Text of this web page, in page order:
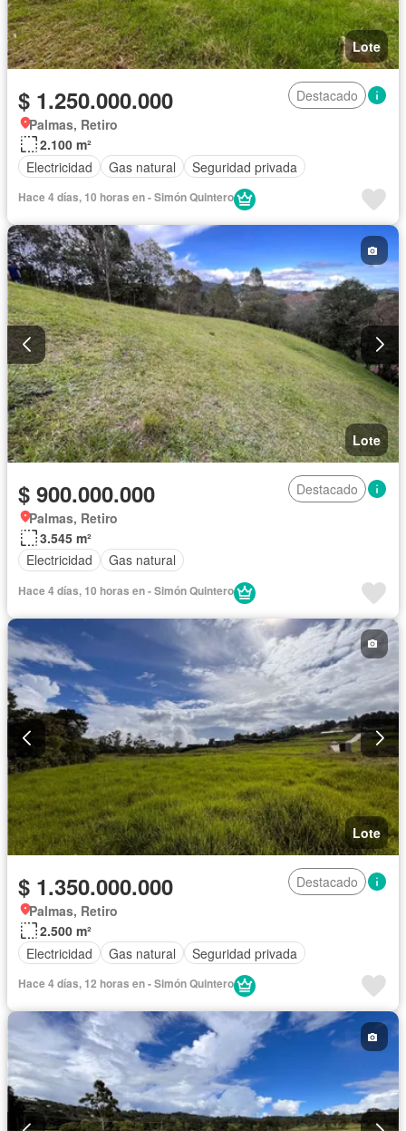
Lote
$ 1.250.000.000
Destacado
Palmas, Retiro
2.100 m²
Electricidad
Gas natural Seguridad privada
Hace 4 días, 10 horas en - Simón Quintero
Lote
$ 900.000.000
Destacado
Palmas, Retiro
3.545 m²
Electricidad
Gas natural
Hace 4 días, 10 horas en - Simón Quintero
Lote
$ 1.350.000.000
Destacado
Palmas, Retiro
2.500 m²
Electricidad
Gas natural Seguridad privada
Hace 4 días, 12 horas en - Simón Quintero